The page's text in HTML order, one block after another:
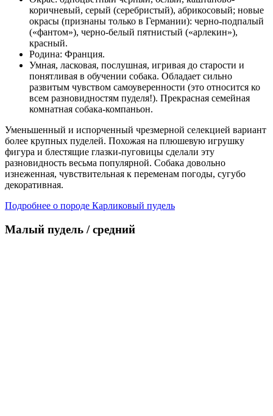
коричневый, серый (серебристый), абрикосовый; новые
окрасы (признаны только в Германии): черно-подпалый
(«фантом»), черно-белый пятнистый («арлекин»),
красный.
Родина: Франция.
Умная, ласковая, послушная, игривая до старости и
понятливая в обучении собака. Обладает сильно
развитым чувством самоуверенности (это относится ко
всем разновидностям пуделя!). Прекрасная семейная
комнатная собака-компаньон.
Уменьшенный и испорченный чрезмерной селекцией вариант
более крупных пуделей. Похожая на плюшевую игрушку
фигура и блестящие глазки-пуговицы сделали эту
разновидность весьма популярной. Собака довольно
изнеженная, чувствительная к переменам погоды, сугубо
декоративная.
Подробнее о породе Карликовый пудель
Малый пудель / средний